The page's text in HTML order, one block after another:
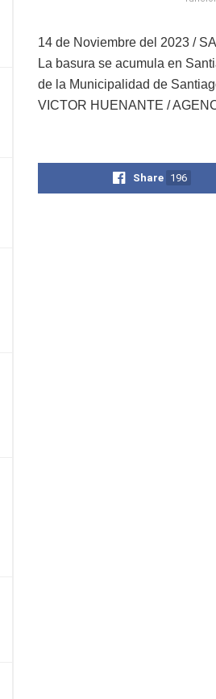
14 de Noviembre del 2023 /
La basura se acumula en
de la Municipalidad de
VICTOR HUENANTE /
Share 196